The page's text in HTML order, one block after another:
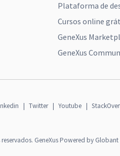
Plataforma de
Cursos online
GeneXus
GeneXus
| Twitter | Youtube |
GeneXus Powered by Globant